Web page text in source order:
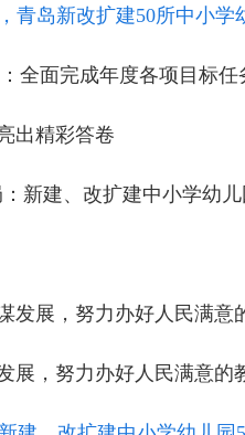
青岛新改扩建50所中小学
全面完成年度各项目标任
出精彩答卷
新建、改扩建中小学幼
发展，努力办好人民满意
展，努力办好人民满意的